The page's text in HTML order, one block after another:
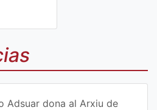
Adsuar dona al Arxiu de